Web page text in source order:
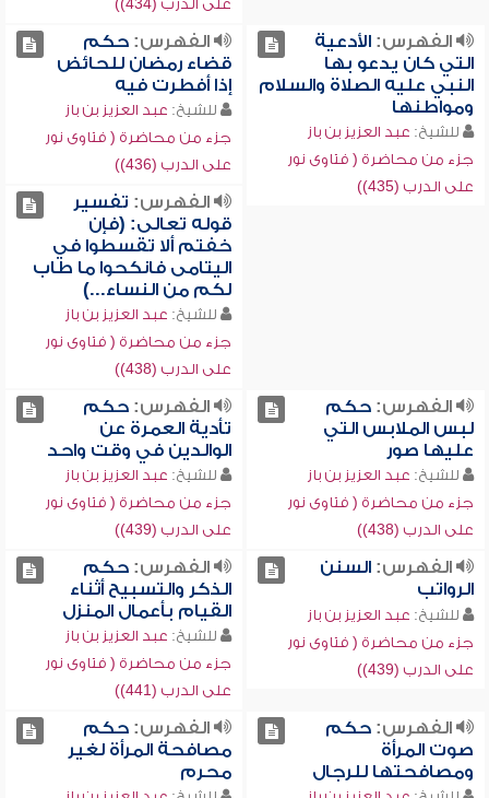
على الدرب (434))
الفهرس:الأدعية
التي كان يدعو بها
النبي عليه الصلاة والسلام
ومواطنها
للشيخ: عبد العزيز بن باز
جزء من محاضرة ( فتاوى نور
على الدرب (435))
الفهرس:حكم
قضاء رمضان للحائض
إذا أفطرت فيه
للشيخ: عبد العزيز بن باز
جزء من محاضرة ( فتاوى نور
على الدرب (436))
الفهرس: تفسير
قوله تعالى: (فإن
خفتم ألا تقسطوا في
اليتامى فانكحوا ما طاب
لكم من النساء...)
للشيخ: عبد العزيز بن باز
جزء من محاضرة ( فتاوى نور
على الدرب (438))
الفهرس:حكم
لبس الملابس التي
عليها صور
للشيخ: عبد العزيز بن باز
جزء من محاضرة ( فتاوى نور
على الدرب (438))
الفهرس:حكم
تأدية العمرة عن
الوالدين في وقت واحد
للشيخ: عبد العزيز بن باز
جزء من محاضرة ( فتاوى نور
على الدرب (439))
الفهرس:السنن
الرواتب
للشيخ: عبد العزيز بن باز
جزء من محاضرة ( فتاوى نور
على الدرب (439))
الفهرس:حكم
الذكر والتسبيح أثناء
القيام بأعمال المنزل
للشيخ: عبد العزيز بن باز
جزء من محاضرة ( فتاوى نور
على الدرب (441))
الفهرس:حكم
صوت المرأة
ومصافحتها للرجال
الفهرس:حكم
مصافحة المرأة لغير
محرم